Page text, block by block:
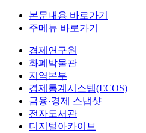
본문내용 바로가기
주메뉴 바로가기
경제연구원
화폐박물관
지역본부
경제통계시스템(ECOS)
금융·경제 스냅샷
전자도서관
디지털아카이브